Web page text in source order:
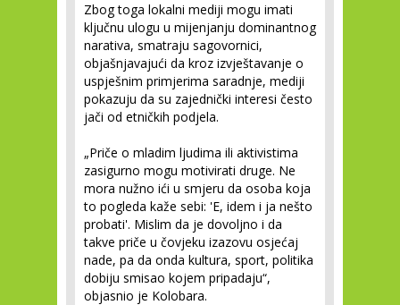
Zbog toga lokalni mediji mogu imati
ključnu ulogu u mijenjanju dominantnog
narativa, smatraju sagovornici,
objašnjavajući da kroz izvještavanje o
uspješnim primjerima saradnje, mediji
pokazuju da su zajednički interesi često
jači od etničkih podjela.
„Priče o mladim ljudima ili aktivistima
zasigurno mogu motivirati druge. Ne
mora nužno ići u smjeru da osoba koja
to pogleda kaže sebi: 'E, idem i ja nešto
probati'. Mislim da je dovoljno i da
takve priče u čovjeku izazovu osjećaj
nade, pa da onda kultura, sport, politika
dobiju smisao kojem pripadaju“,
objasnio je Kolobara.